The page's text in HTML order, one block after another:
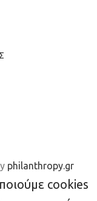
philanthropy.gr
cookies